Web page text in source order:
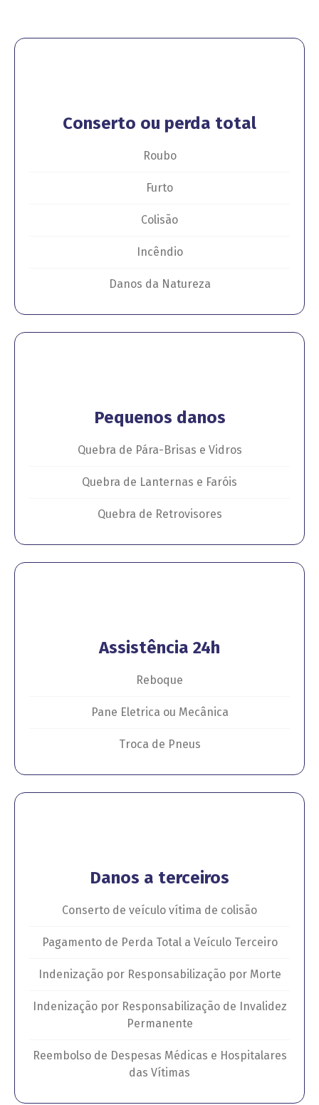
Conserto ou perda total
Roubo
Furto
Colisão
Incêndio
Danos da Natureza
Pequenos danos
Quebra de Pára-Brisas e Vidros
Quebra de Lanternas e Faróis
Quebra de Retrovisores
Assistência 24h
Reboque
Pane Eletrica ou Mecânica
Troca de Pneus
Danos a terceiros
Conserto de veículo vítima de colisão
Pagamento de Perda Total a Veículo Terceiro
Indenização por Responsabilização por Morte
Indenização por Responsabilização de Invalidez
Permanente
Reembolso de Despesas Médicas e Hospitalares
das Vítimas